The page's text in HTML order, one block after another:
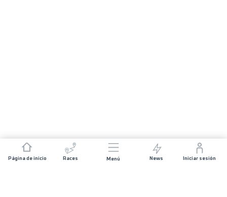
Página de inicio Races Menú News Iniciar sesión